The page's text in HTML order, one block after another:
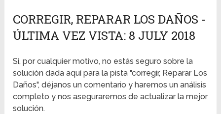
CORREGIR, REPARAR LOS DAÑOS -
ÚLTIMA VEZ VISTA: 8 JULY 2018
Si, por cualquier motivo, no estás seguro sobre la
solución dada aquí para la pista "corregir, Reparar Los
Daños", déjanos un comentario y haremos un análisis
completo y nos aseguraremos de actualizar la mejor
solución.